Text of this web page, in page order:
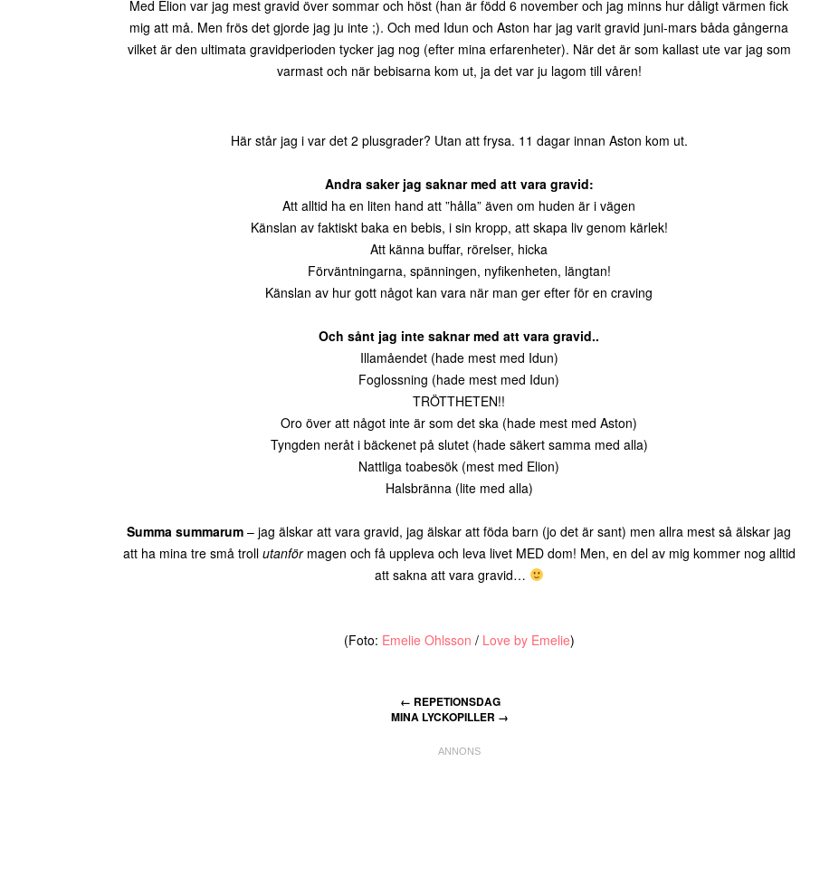
Med Elion var jag mest gravid över sommar och höst (han är född 6 november och jag minns hur dåligt värmen fick
mig att må. Men frös det gjorde jag ju inte ;). Och med Idun och Aston har jag varit gravid juni-mars båda gångerna
vilket är den ultimata gravidperioden tycker jag nog (efter mina erfarenheter). När det är som kallast ute var jag som
varmast och när bebisarna kom ut, ja det var ju lagom till våren!
Här står jag i var det 2 plusgrader? Utan att frysa. 11 dagar innan Aston kom ut.
Andra saker jag saknar med att vara gravid:
Att alltid ha en liten hand att ”hålla” även om huden är i vägen
Känslan av faktiskt baka en bebis, i sin kropp, att skapa liv genom kärlek!
Att känna buffar, rörelser, hicka
Förväntningarna, spänningen, nyfikenheten, längtan!
Känslan av hur gott något kan vara när man ger efter för en craving
Och sånt jag inte saknar med att vara gravid..
Illamåendet (hade mest med Idun)
Foglossning (hade mest med Idun)
TRÖTTHETEN!!
Oro över att något inte är som det ska (hade mest med Aston)
Tyngden neråt i bäckenet på slutet (hade säkert samma med alla)
Nattliga toabesök (mest med Elion)
Halsbränna (lite med alla)
Summa summarum – jag älskar att vara gravid, jag älskar att föda barn (jo det är sant) men allra mest så älskar jag
att ha mina tre små troll utanförmagen och få uppleva och leva livet MED dom! Men, en del av mig kommer nog alltid
att sakna att vara gravid…
(Foto: Emelie Ohlsson / Love by Emelie)
← REPETIONSDAG
MINA LYCKOPILLER →